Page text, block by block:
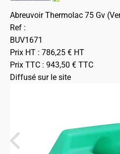
Abreuvoir Thermolac 75 Gv
Ref :
BUV1671
Prix HT : 786,25 € HT
Prix TTC : 943,50 € TTC
Diffusé sur le site